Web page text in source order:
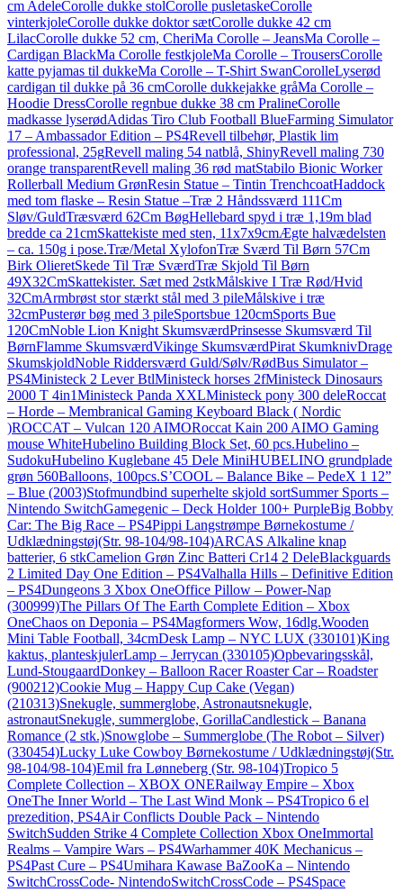
cm AdeleCorolle dukke stolCorolle pusletaskeCorolle
vinterkjoleCorolle dukke doktor sætCorolle dukke 42 cm
LilacCorolle dukke 52 cm, CheriMa Corolle – JeansMa Corolle –
Cardigan BlackMa Corolle festkjoleMa Corolle – TrousersCorolle
katte pyjamas til dukkeMa Corolle – T-Shirt SwanCorolleLyserød
cardigan til dukke på 36 cmCorolle dukkejakke gråMa Corolle –
Hoodie DressCorolle regnbue dukke 38 cm PralineCorolle
madkasse lyserødAdidas Tiro Club Football BlueFarming Simulator
17 – Ambassador Edition – PS4Revell tilbehør, Plastik lim
professional, 25gRevell maling 54 natblå, ShinyRevell maling 730
orange transparentRevell maling 36 rød matStabilo Bionic Worker
Rollerball Medium GrønResin Statue – Tintin TrenchcoatHaddock
med tom flaske – Resin Statue –Træ 2 Håndssværd 111Cm
Sløv/GuldTræsværd 62Cm BøgHellebard spyd i træ 1,19m blad
bredde ca 21cmSkattekiste med sten, 11x7x9cmÆgte halvædelsten
– ca. 150g i pose.Træ/Metal XylofonTræ Sværd Til Børn 57Cm
Birk OlieretSkede Til Træ SværdTræ Skjold Til Børn
49X32CmSkattekister. Sæt med 2stkMålskive I Træ Rød/Hvid
32CmArmbrøst stor stærkt stål med 3 pileMålskive i træ
32cmPusterør bøg med 3 pileSportsbue 120cmSports Bue
120CmNoble Lion Knight SkumsværdPrinsesse Skumsværd Til
BørnFlamme SkumsværdVikinge SkumsværdPirat SkumknivDrage
SkumskjoldNoble Riddersværd Guld/Sølv/RødBus Simulator –
PS4Ministeck 2 Lever BtlMinisteck horses 2fMinisteck Dinosaurs
2000 T 4in1Ministeck Panda XXLMinisteck pony 300 deleRoccat
– Horde – Membranical Gaming Keyboard Black ( Nordic
)ROCCAT – Vulcan 120 AIMORoccat Kain 200 AIMO Gaming
mouse WhiteHubelino Building Block Set, 60 pcs.Hubelino –
SudokuHubelino Kuglebane 45 Dele MiniHUBELINO grundplade
grøn 560Balloons, 100pcs.S’COOL – Balance Bike – PedeX 1 12”
– Blue (2003)Stofmundbind superhelte skjold sortSummer Sports –
Nintendo SwitchGamegenic – Deck Holder 100+ PurpleBig Bobby
Car: The Big Race – PS4Pippi Langstrømpe Børnekostume /
Udklædningstøj(Str. 98-104/98-104)ARCAS Alkaline knap
batterier, 6 stkCamelion Grøn Zinc Batteri Cr14 2 DeleBlackguards
2 Limited Day One Edition – PS4Valhalla Hills – Definitive Edition
– PS4Dungeons 3 Xbox OneOffice Pillow – Power-Nap
(300999)The Pillars Of The Earth Complete Edition – Xbox
OneChaos on Deponia – PS4Magformers Wow, 16dlg.Wooden
Mini Table Football, 34cmDesk Lamp – NYC LUX (330101)King
kaktus, planteskjulerLamp – Jerrycan (330105)Opbevaringsskål,
Lund-StougaardDonkey – Balloon Racer Roaster Car – Roadster
(900212)Cookie Mug – Happy Cup Cake (Vegan)
(210313)Snekugle, summerglobe, Astronautsnekugle,
astronautSnekugle, summerglobe, GorillaCandlestick – Banana
Romance (2 stk.)Snowglobe – Summerglobe (The Robot – Silver)
(330454)Lucky Luke Cowboy Børnekostume / Udklædningstøj(Str.
98-104/98-104)Emil fra Lønneberg (Str. 98-104)Tropico 5
Complete Collection – XBOX ONERailway Empire – Xbox
OneThe Inner World – The Last Wind Monk – PS4Tropico 6 el
prezedition, PS4Air Conflicts Double Pack – Nintendo
SwitchSudden Strike 4 Complete Collection Xbox OneImmortal
Realms – Vampire Wars – PS4Warhammer 40K Mechanicus –
PS4Past Cure – PS4Umihara Kawase BaZooKa – Nintendo
SwitchCrossCode- NintendoSwitchCrossCode – PS4Space